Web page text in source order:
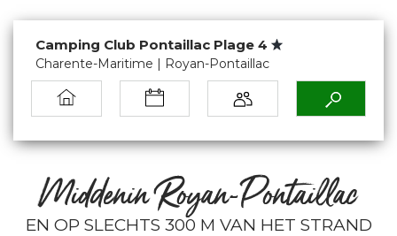
Camping Club Pontaillac Plage 4
Charente-Maritime | Royan-Pontaillac
Middenin Royan-Pontaillac
EN OP SLECHTS 300 M VAN HET STRAND